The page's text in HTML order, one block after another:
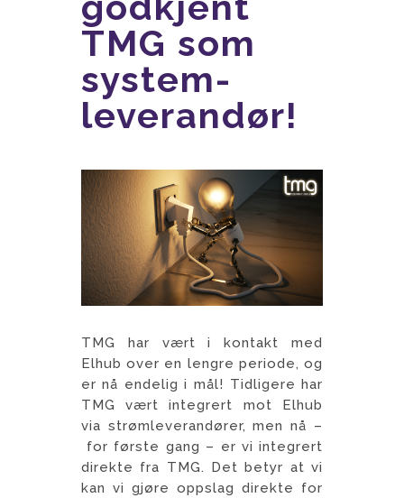
TMG som
system-
leverandør!
TMG har vært i kontakt med
Elhub over en lengre periode, og
er nå endelig i mål! Tidligere har
TMG vært integrert mot Elhub
via strømleverandører, men nå –
for første gang – er vi integrert
direkte fra TMG. Det betyr at vi
kan vi gjøre oppslag direkte for